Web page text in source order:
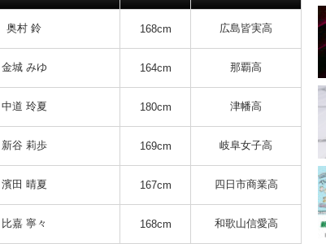
奥村 鈴 168cm 広島皆実高
金城 みゆ 164cm 那覇高
中道 玲夏 180cm 津幡高
新谷 莉歩 169cm 岐阜女子高
濱田 晴夏 167cm 四日市商業高
比嘉 寧々 168cm 和歌山信愛高